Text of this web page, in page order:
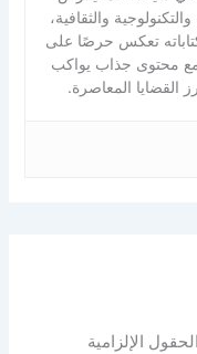
والثقافية،
تعكس حرصًا على
محتوى جذاب يواكب
القضايا المعاصرة.
الحقول الإلزامية